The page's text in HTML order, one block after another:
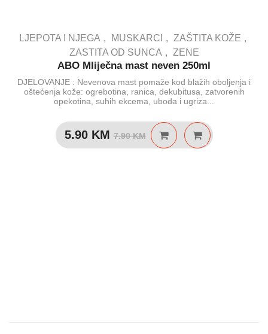
LJEPOTA I NJEGA MUSKARCI
ZAŠTITA KOŽE
ZASTITA OD SUNCA
ZENE
ABO Mliječna mast neven 250ml
DJELOVANJE : Nevenova mast pomaže kod blažih oboljenja i
oštećenja kože: ogrebotina, ranica, dekubitusa, zatvorenih
opekotina, suhih ekcema, uboda i ugriza...
7.90KMIzvorna
5.90 KM
Trenutna